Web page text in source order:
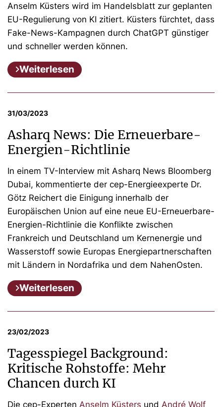
Anselm Küsters wird im Handelsblatt zur geplanten
EU-Regulierung von KI zitiert. Küsters fürchtet, dass
Fake-News-Kampagnen durch ChatGPT günstiger
und schneller werden können.
Weiterlesen
31/03/2023
Asharq News: Die Erneuerbare-
Energien-Richtlinie
In einem TV-Interview mit Asharq News Bloomberg
Dubai, kommentierte der cep-Energieexperte Dr.
Götz Reichert die Einigung innerhalb der
Europäischen Union auf eine neue EU-Erneuerbare-
Energien-Richtlinie die Konflikte zwischen
Frankreich und Deutschland um Kernenergie und
Wasserstoff sowie Europas Energiepartnerschaften
mit Ländern in Nordafrika und dem NahenOsten.
Weiterlesen
23/02/2023
Tagesspiegel Background:
Kritische Rohstoffe: Mehr
Chancen durch KI
Die cep-Experten Anselm Küsters und André Wolf